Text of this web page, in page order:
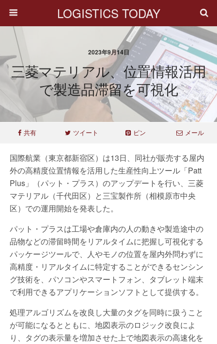
LOGISTICS TODAY
2023年9月14日
三菱マテリアル、位置情報活用
で製造品滞留を可視化
共有 ツイート ピン メール
国際航業（東京都新宿区）は13日、同社が販売する屋内
外の高精度位置情報を活用した生産性向上ツール「Patt
Plus」（パット・プラス）のアップデートを行い、三菱
マテリアル（千代田区）と三宝製作所（相模原市中央
区）での運用開始を発表した。
パット・プラスは工場や倉庫内の人の動きや製造途中の
品物などの滞留時間をリアルタイムに把握し可視化する
パッケージツールで、人やモノの位置を屋内外問わずに
高精度・リアルタイムに特定することができるセンシン
グ技術を、パソコンやスマートフォン、タブレット端末
で利用できるアプリケーションソフトとして提供する。
処理アルゴリズムを改良し大量のタグを同時に扱うこと
が可能になるとともに、地図表示のロジック改良によ
り、タグの表示量を増加させた上で地図表示の高速化を